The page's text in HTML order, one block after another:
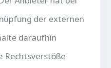
der externen
daraufhin
Rechtsverstöße